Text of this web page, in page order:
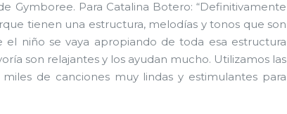
Gymboree. Para Catalina Botero: “Definitivamente
tienen una estructura, melodías y tonos que son
el niño se vaya apropiando de toda esa estructura
son relajantes y los ayudan mucho. Utilizamos las
de canciones muy lindas y estimulantes para